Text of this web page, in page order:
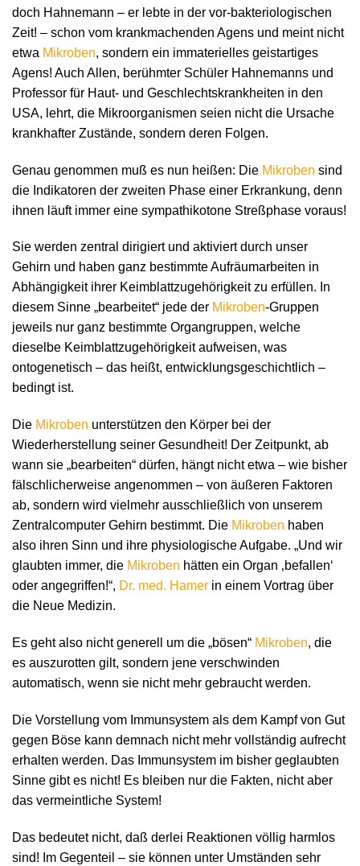
doch Hahnemann – er lebte in der vor-bakteriologischen
Zeit! – schon vom krankmachenden Agens und meint nicht
etwa Mikroben, sondern ein immaterielles geistartiges
Agens! Auch Allen, berühmter Schüler Hahnemanns und
Professor für Haut- und Geschlechtskrankheiten in den
USA, lehrt, die Mikroorganismen seien nicht die Ursache
krankhafter Zustände, sondern deren Folgen.
Genau genommen muß es nun heißen: Die Mikroben sind
die Indikatoren der zweiten Phase einer Erkrankung, denn
ihnen läuft immer eine sympathikotone Streßphase voraus!
Sie werden zentral dirigiert und aktiviert durch unser
Gehirn und haben ganz bestimmte Aufräumarbeiten in
Abhängigkeit ihrer Keimblattzugehörigkeit zu erfüllen. In
diesem Sinne „bearbeitet“ jede der Mikroben-Gruppen
jeweils nur ganz bestimmte Organgruppen, welche
dieselbe Keimblattzugehörigkeit aufweisen, was
ontogenetisch – das heißt, entwicklungsgeschichtlich –
bedingt ist.
Die Mikroben unterstützen den Körper bei der
Wiederherstellung seiner Gesundheit! Der Zeitpunkt, ab
wann sie „bearbeiten“ dürfen, hängt nicht etwa – wie bisher
fälschlicherweise angenommen – von äußeren Faktoren
ab, sondern wird vielmehr ausschließlich von unserem
Zentralcomputer Gehirn bestimmt. Die Mikroben haben
also ihren Sinn und ihre physiologische Aufgabe. „Und wir
glaubten immer, die Mikroben hätten ein Organ ‚befallen‘
oder angegriffen!“, Dr. med. Hamer in einem Vortrag über
die Neue Medizin.
Es geht also nicht generell um die „bösen“ Mikroben, die
es auszurotten gilt, sondern jene verschwinden
automatisch, wenn sie nicht mehr gebraucht werden.
Die Vorstellung vom Immunsystem als dem Kampf von Gut
gegen Böse kann demnach nicht mehr vollständig aufrecht
erhalten werden. Das Immunsystem im bisher geglaubten
Sinne gibt es nicht! Es bleiben nur die Fakten, nicht aber
das vermeintliche System!
Das bedeutet nicht, daß derlei Reaktionen völlig harmlos
sind! Im Gegenteil – sie können unter Umständen sehr